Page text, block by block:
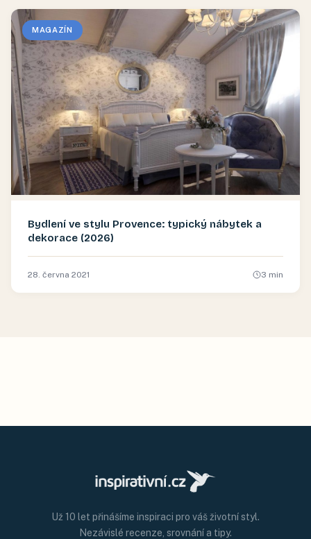
MAGAZÍN
Bydlení ve stylu Provence: typický nábytek a
dekorace (2026)
28. června 2021 3 min
Už 10 let přinášíme inspiraci pro váš životní styl.
Nezávislé recenze, srovnání a tipy.